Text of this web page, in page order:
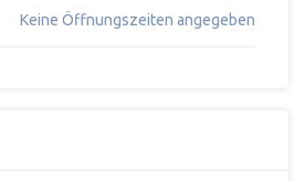
Keine Öffnungszeiten angegeben